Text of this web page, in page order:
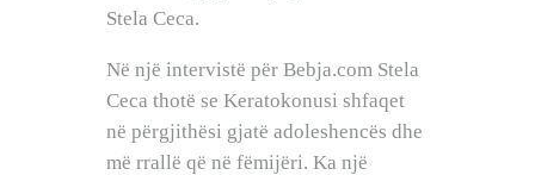
Stela Ceca.
Në një intervistë për Bebja.com Stela
Ceca thotë se Keratokonusi shfaqet
në përgjithësi gjatë adoleshencës dhe
më rrallë që në fëmijëri. Ka një